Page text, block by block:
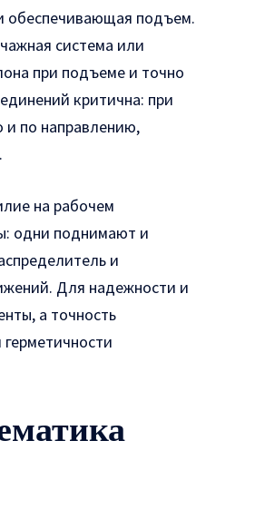
обеспечивающая подъем.
система или
при подъеме и точно
критична: при
и по направлению,
на рабочем
одни поднимают и
и
Для надежности и
а точность